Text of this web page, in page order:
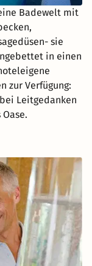
Badewelt mit
sie
in einen
zur Verfügung:
Leitgedanken